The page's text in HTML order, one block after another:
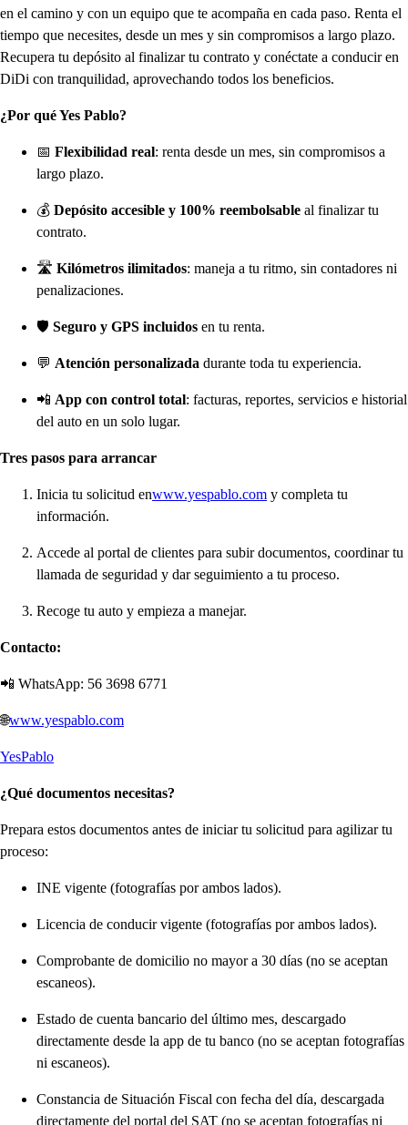
en el camino y con un equipo que te acompaña en cada paso. Renta el
tiempo que necesites, desde un mes y sin compromisos a largo plazo.
Recupera tu depósito al finalizar tu contrato y conéctate a conducir en
DiDi con tranquilidad, aprovechando todos los beneficios.
¿Por qué Yes Pablo?
📅 Flexibilidad real: renta desde un mes, sin compromisos a
largo plazo.
💰 Depósito accesible y 100% reembolsable al finalizar tu
contrato.
🛣️ Kilómetros ilimitados: maneja a tu ritmo, sin contadores ni
penalizaciones.
🛡️ Seguro y GPS incluidos en tu renta.
💬 Atención personalizada durante toda tu experiencia.
📲 App con control total: facturas, reportes, servicios e historial
del auto en un solo lugar.
Tres pasos para arrancar
Inicia tu solicitud enwww.yespablo.com y completa tu
información.
Accede al portal de clientes para subir documentos, coordinar tu
llamada de seguridad y dar seguimiento a tu proceso.
Recoge tu auto y empieza a manejar.
Contacto:
📲 WhatsApp: 56 3698 6771
🌐www.yespablo.com
YesPablo
¿Qué documentos necesitas?
Prepara estos documentos antes de iniciar tu solicitud para agilizar tu
proceso:
INE vigente (fotografías por ambos lados).
Licencia de conducir vigente (fotografías por ambos lados).
Comprobante de domicilio no mayor a 30 días (no se aceptan
escaneos).
Estado de cuenta bancario del último mes, descargado
directamente desde la app de tu banco (no se aceptan fotografías
ni escaneos).
Constancia de Situación Fiscal con fecha del día, descargada
directamente del portal del SAT (no se aceptan fotografías ni